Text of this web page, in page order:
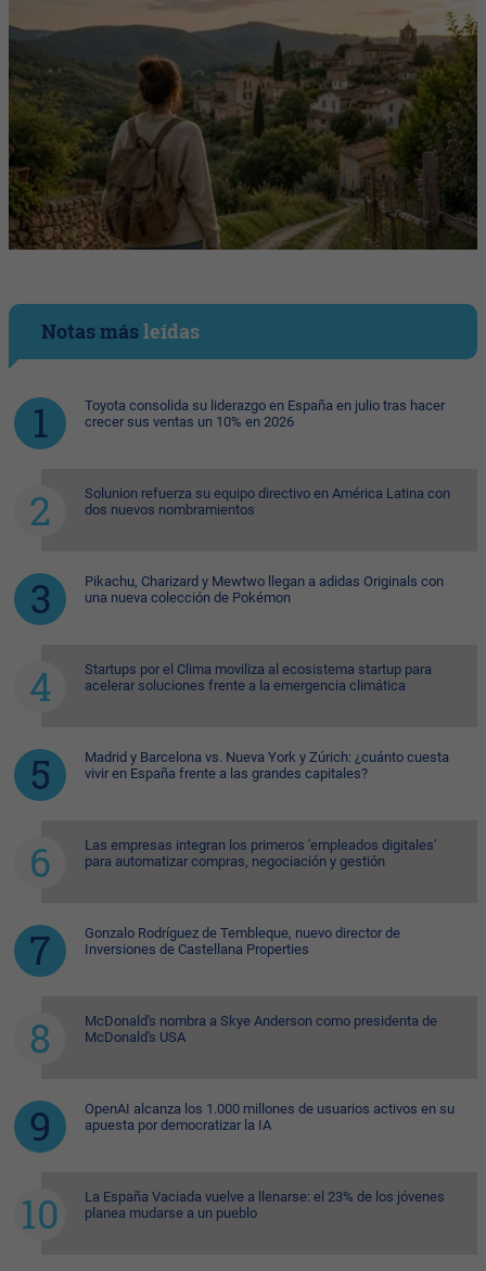
Notas másleídas
Toyota consolida su liderazgo en España en julio tras hacer
crecer sus ventas un 10% en 2026
Solunion refuerza su equipo directivo en América Latina con
dos nuevos nombramientos
Pikachu, Charizard y Mewtwo llegan a adidas Originals con
una nueva colección de Pokémon
Startups por el Clima moviliza al ecosistema startup para
acelerar soluciones frente a la emergencia climática
Madrid y Barcelona vs. Nueva York y Zúrich: ¿cuánto cuesta
vivir en España frente a las grandes capitales?
Las empresas integran los primeros 'empleados digitales'
para automatizar compras, negociación y gestión
Gonzalo Rodríguez de Tembleque, nuevo director de
Inversiones de Castellana Properties
McDonald's nombra a Skye Anderson como presidenta de
McDonald's USA
OpenAI alcanza los 1.000 millones de usuarios activos en su
apuesta por democratizar la IA
La España Vaciada vuelve a llenarse: el 23% de los jóvenes
planea mudarse a un pueblo